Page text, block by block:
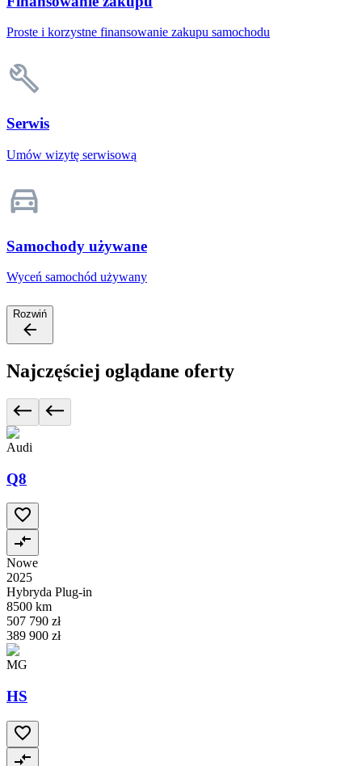
Proste i korzystne finansowanie zakupu samochodu
Serwis
Umów wizytę serwisową
Samochody używane
Wyceń samochód używany
Rozwiń
Najczęściej oglądane oferty
Audi
Q8
Nowe
2025
Hybryda Plug-in
8500 km
507 790 zł
389 900 zł
MG
HS